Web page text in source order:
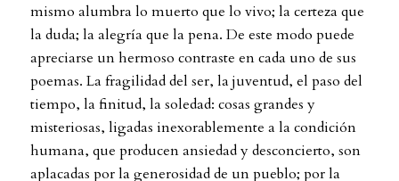
mismo alumbra lo muerto que lo vivo; la certeza que
la duda; la alegría que la pena. De este modo puede
apreciarse un hermoso contraste en cada uno de sus
poemas. La fragilidad del ser, la juventud, el paso del
tiempo, la finitud, la soledad: cosas grandes y
misteriosas, ligadas inexorablemente a la condición
humana, que producen ansiedad y desconcierto, son
aplacadas por la generosidad de un pueblo; por la